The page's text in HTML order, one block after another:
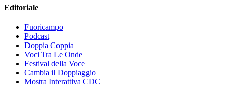
Editoriale
Fuoricampo
Podcast
Doppia Coppia
Voci Tra Le Onde
Festival della Voce
Cambia il Doppiaggio
Mostra Interattiva CDC